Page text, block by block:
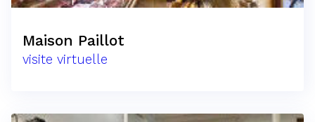
Maison Paillot
visite virtuelle